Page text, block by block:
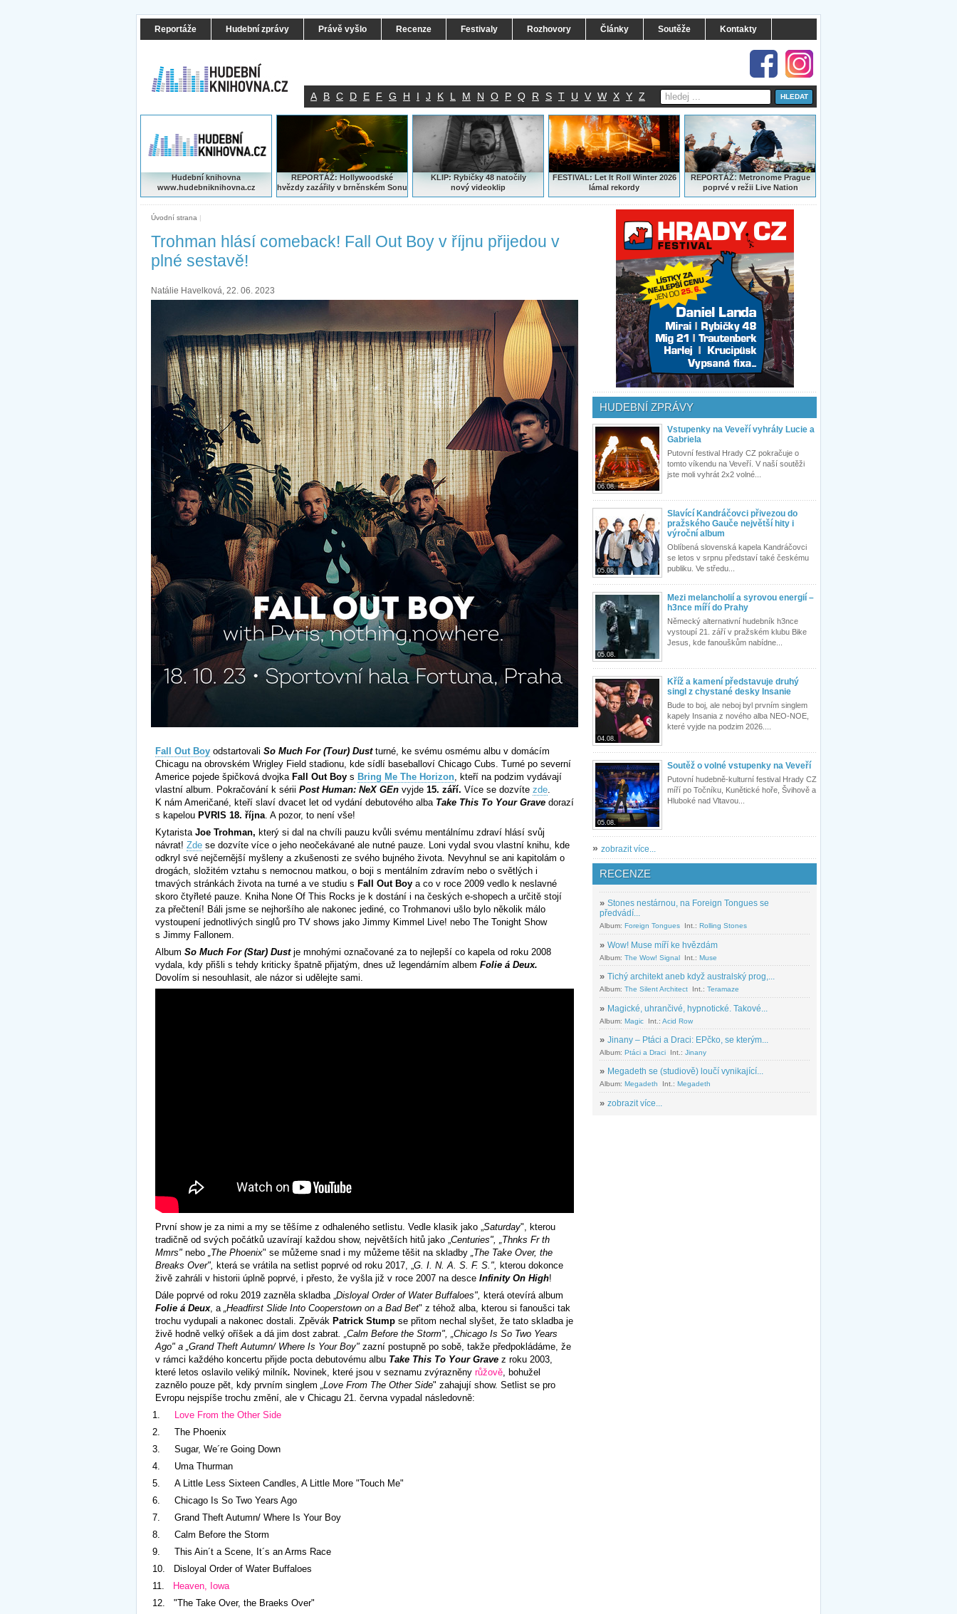
Reportáže Hudební zprávy Právě vyšlo Recenze Festivaly Rozhovory Články Soutěže Kontakty
A B C D E F G H I J K L M N O P Q R S T U V W X Y Z
Hudební knihovna
www.hudebniknihovna.cz
REPORTÁŽ: Hollywoodské
hvězdy zazářily v brněnském Sonu
KLIP: Rybičky 48 natočily
nový videoklip
FESTIVAL: Let It Roll Winter 2026
lámal rekordy
REPORTÁŽ:Metronome Prague
poprvé v režii Live Nation
Úvodní strana |
Trohman hlásí comeback! Fall Out Boy v říjnu přijedou v
plné sestavě!
Natálie Havelková, 22. 06. 2023
Fall Out Boy odstartovali So Much For (Tour) Dustturné, ke svému osmému albu v domácím
Chicagu na obrovském Wrigley Field stadionu, kde sídlí baseballoví Chicago Cubs. Turné po severní
Americe pojede špičková dvojka Fall Out Boy s Bring Me The Horizon, kteří na podzim vydávají
vlastní album. Pokračování k sérii Post Human: NeX GEn vyjde 15. září. Více se dozvíte zde.
K nám Američané, kteří slaví dvacet let od vydání debutového alba Take This To Your Grave dorazí
s kapelou PVRIS 18. října. A pozor, to není vše!
Kytarista Joe Trohman, který si dal na chvíli pauzu kvůli svému mentálnímu zdraví hlásí svůj
návrat! Zde se dozvíte více o jeho neočekávané ale nutné pauze. Loni vydal svou vlastní knihu, kde
odkryl své nejčernější myšleny a zkušenosti ze svého bujného života. Nevyhnul se ani kapitolám o
drogách, složitém vztahu s nemocnou matkou, o boji s mentálním zdravím nebo o světlých i
tmavých stránkách života na turné a ve studiu s Fall Out Boy a co v roce 2009 vedlo k neslavné
skoro čtyřleté pauze. Kniha None Of This Rocks je k dostání i na českých e-shopech a určitě stojí
za přečtení! Báli jsme se nejhoršího ale nakonec jediné, co Trohmanovi ušlo bylo několik málo
vystoupení jednotlivých singlů pro TV shows jako Jimmy Kimmel Live! nebo The Tonight Show
s Jimmy Fallonem.
Album So Much For (Star) Dustje mnohými označované za to nejlepší co kapela od roku 2008
vydala, kdy přišli s tehdy kriticky špatně přijatým, dnes už legendárním albem Folie á Deux.
Dovolím si nesouhlasit, ale názor si udělejte sami.
První show je za nimi a my se těšíme z odhaleného setlistu. Vedle klasik jako „Saturday", kterou
tradičně od svých počátků uzavírají každou show, největších hitů jako „Centuries", „Thnks Fr th
Mmrs" nebo „The Phoenix" se můžeme snad i my můžeme těšit na skladby „The Take Over, the
Breaks Over", která se vrátila na setlist poprvé od roku 2017, „G. I. N. A. S. F. S.", kterou dokonce
živě zahráli v historii úplně poprvé, i přesto, že vyšla již v roce 2007 na desce Infinity On High!
Dále poprvé od roku 2019 zazněla skladba „Disloyal Order of Water Buffaloes", která otevírá album
Folie á Deux, a „Headfirst Slide Into Cooperstown on a Bad Bet" z téhož alba, kterou si fanoušci tak
trochu vydupali a nakonec dostali. Zpěvák Patrick Stump se přitom nechal slyšet, že tato skladba je
živě hodně velký oříšek a dá jim dost zabrat. „Calm Before the Storm", „Chicago Is So Two Years
Ago" a „Grand Theft Autumn/ Where Is Your Boy" zazní postupně po sobě, takže předpokládáme, že
v rámci každého koncertu přijde pocta debutovému albu Take This To Your Grave z roku 2003,
které letos oslavilo veliký milník. Novinek, které jsou v seznamu zvýrazněny růžově, bohužel
zaznělo pouze pět, kdy prvním singlem „Love From The Other Side" zahajují show. Setlist se pro
Evropu nejspíše trochu změní, ale v Chicagu 21. června vypadal následovně:
1.
Love From the Other Side
2.
The Phoenix
3.
Sugar, We´re Going Down
4.
Uma Thurman
5.
A Little Less Sixteen Candles, A Little More "Touch Me"
6.
Chicago Is So Two Years Ago
7.
Grand Theft Autumn/ Where Is Your Boy
8.
Calm Before the Storm
9.
This Ain´t a Scene, It´s an Arms Race
10.
Disloyal Order of Water Buffaloes
11.
Heaven, Iowa
12. "The Take Over, the Braeks Over"
HUDEBNÍ ZPRÁVY
06.08.
Vstupenky na Veveří vyhrály Lucie a
Gabriela
Putovní festival Hrady CZ pokračuje o
tomto víkendu na Veveří. V naší soutěži
jste moli vyhrát 2x2 volné...
05.08.
Slavící Kandráčovci přivezou do
pražského Gauče největší hity i
výroční album
Oblíbená slovenská kapela Kandráčovci
se letos v srpnu představí také českému
publiku. Ve středu...
05.08.
Mezi melancholií a syrovou energií –
h3nce míří do Prahy
Německý alternativní hudebník h3nce
vystoupí 21. září v pražském klubu Bike
Jesus, kde fanouškům nabídne...
04.08.
Kříž a kamení představuje druhý
singl z chystané desky Insanie
Bude to boj, ale neboj byl prvním singlem
kapely Insania z nového alba NEO-NOE,
které vyjde na podzim 2026....
05.08.
Soutěž o volné vstupenky na Veveří
Putovní hudebně-kulturní festival Hrady CZ
míří po Točníku, Kunětické hoře, Švihově a
Hluboké nad Vltavou...
» zobrazit více...
RECENZE
» Stones nestárnou, na Foreign Tongues se
předvádí...
Album: Foreign Tongues Int.: Rolling Stones
» Wow! Muse míří ke hvězdám
Album: The Wow! Signal Int.: Muse
» Tichý architekt aneb když australský prog,...
Album: The Silent Architect Int.: Teramaze
» Magické, uhrančivé, hypnotické. Takové...
Album: Magic Int.: Acid Row
» Jinany – Ptáci a Draci: EPčko, se kterým...
Album: Ptáci a Draci Int.: Jinany
» Megadeth se (studiově) loučí vynikající...
Album: Megadeth Int.: Megadeth
» zobrazit více...